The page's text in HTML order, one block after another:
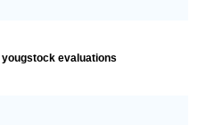
evaluations